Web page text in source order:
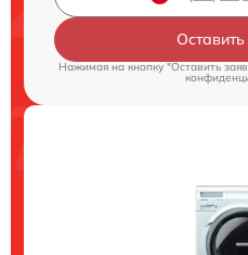
Нажимая на кнопку "Оставить